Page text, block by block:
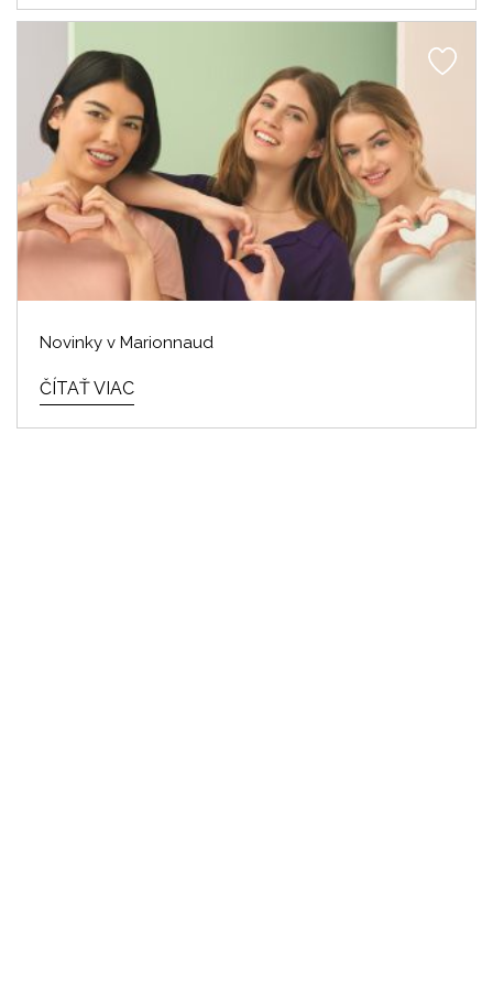
Novinky v Marionnaud
ČÍTAŤ VIAC